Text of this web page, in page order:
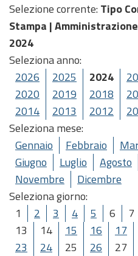
Selezione corrente: Tipo
Stampa |
2024
Seleziona anno:
2026
2025 2024
2020
2019 2018
2014
2013 2012
Seleziona mese:
Gennaio
Febbraio
Giugno
Luglio Agosto
Novembre
Dicembre
Seleziona giorno:
1
2 3 4 5 6 7
13
14 15 16 17
23
24 25 26 27